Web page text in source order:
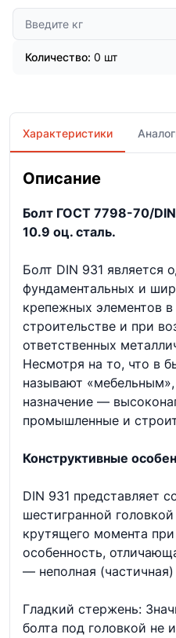
Количество: 0 шт
Характеристики
Описание
Болт ГОСТ 7798-70/
10.9 оц. сталь.
Болт DIN 931 является
фундаментальных и
крепежных элементов
строительстве и при
ответственных
Несмотря на то, что в
называют
назначение —
промышленные и
Конструктивные
DIN 931 представляет
шестигранной
крутящего момента при
особенность,
— неполная
Гладкий стержень:
болта под головкой не